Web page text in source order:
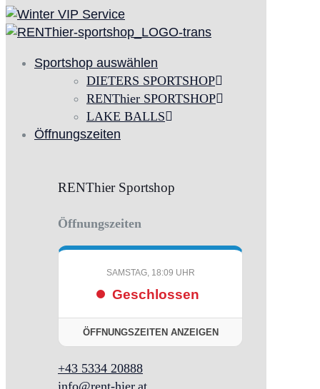
Sportshop auswählen
DIETERS SPORTSHOP
RENThier SPORTSHOP
LAKE BALLS
Öffnungszeiten
RENThier Sportshop
Öffnungszeiten
SAMSTAG, 18:09 UHR
Geschlossen
ÖFFNUNGSZEITEN ANZEIGEN
+43 5334 20888
info@rent-hier.at